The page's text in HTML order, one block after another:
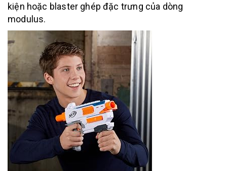
kiện hoặc blaster ghép đặc trưng của dòng
modulus.